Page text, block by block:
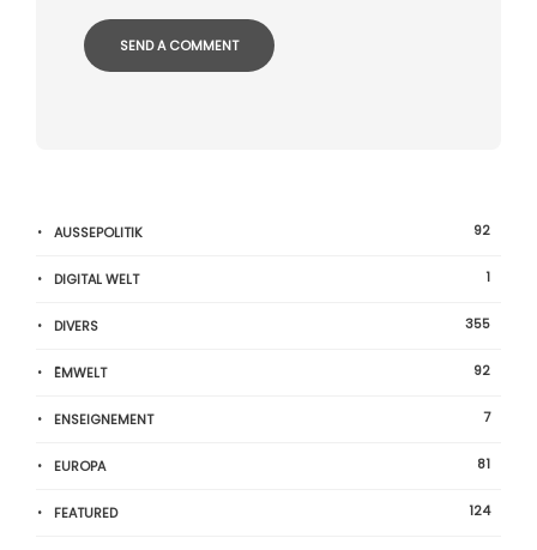
AUSSEPOLITIK 92
DIGITAL WELT 1
DIVERS 355
ËMWELT 92
ENSEIGNEMENT 7
EUROPA 81
FEATURED 124